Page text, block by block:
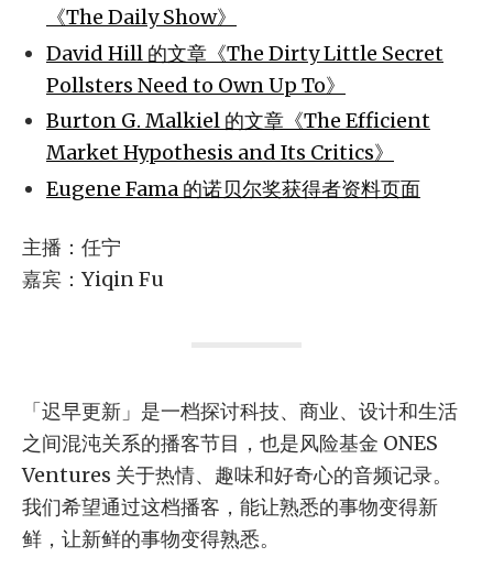
《The Daily Show》
David Hill 的文章《The Dirty Little Secret
Pollsters Need to Own Up To》
Burton G. Malkiel 的文章《The Efficient
Market Hypothesis and Its Critics》
Eugene Fama 的诺贝尔奖获得者资料页面
主播：任宁
嘉宾：Yiqin Fu
「迟早更新」是一档探讨科技、商业、设计和生活
之间混沌关系的播客节目，也是风险基金 ONES
Ventures 关于热情、趣味和好奇心的音频记录。
我们希望通过这档播客，能让熟悉的事物变得新
鲜，让新鲜的事物变得熟悉。